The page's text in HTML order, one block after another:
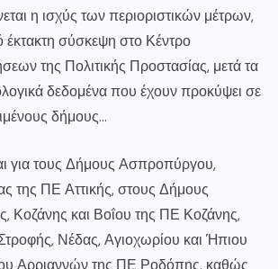
η ισχύς των περιοριστικών μέτρων,
έκτακτη σύσκεψη στο Κέντρο
της Πολιτικής Προστασίας, μετά τα
δεδομένα που έχουν προκύψει σε
δήμους…
για τους Δήμους Ασπροπύργου,
της ΠΕ Αττικής, στους Δήμους
Κοζάνης και Βοΐου της ΠΕ Κοζάνης,
Νέδας, Αγιοχωρίου και Ήπιου
Αρριαννών της ΠΕ Ροδόπης, καθώς